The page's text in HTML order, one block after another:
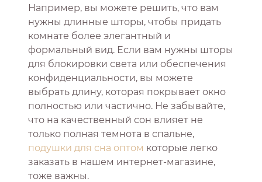
Например, вы можете решить, что вам
нужны длинные шторы, чтобы придать
комнате более элегантный и
формальный вид. Если вам нужны шторы
для блокировки света или обеспечения
конфиденциальности, вы можете
выбрать длину, которая покрывает окно
полностью или частично. Не забывайте,
что на качественный сон влияет не
только полная темнота в спальне,
подушки для сна оптом которые легко
заказать в нашем интернет-магазине,
тоже важны.